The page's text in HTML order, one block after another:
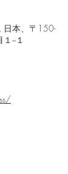
日本、〒150-
−１